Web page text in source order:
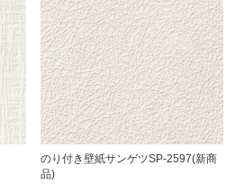
のり付き壁紙サンゲツSP-2597(新商
品)